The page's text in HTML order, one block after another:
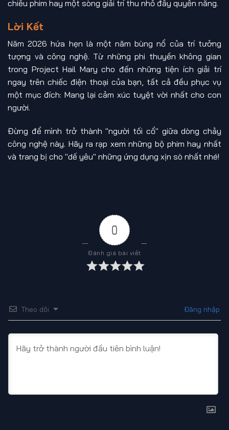
chiếu phim hay một sòng giải trí thu nhỏ đầy quyền năng.
Lời Kết
Năm 2026 hứa hẹn là một năm bùng nổ của trí tưởng
tượng và công nghệ. Từ những phi thuyền không gian
trong Project Hail Mary cho đến những tiện ích giải trí
ngay trên chiếc điện thoại của bạn, tất cả đều phục vụ
một mục đích: Mang lại cảm xúc tuyệt vời nhất cho con
người.
Đừng để mình trở thành "người tối cổ" giữa dòng chảy
công nghệ này. Hãy ra rạp xem những bộ phim hay nhất
và trang bị cho "dế yêu" những ứng dụng xịn sò nhất nhé!
0
Đánh giá bài viết
Theo dõi Đăng nhập